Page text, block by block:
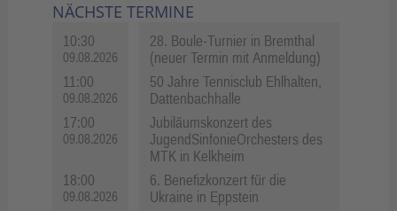
NÄCHSTE TERMINE
10:30
09.08.2026
28. Boule-Turnier in Bremthal
(neuer Termin mit Anmeldung)
11:00
09.08.2026
50 Jahre Tennisclub Ehlhalten,
Dattenbachhalle
17:00
09.08.2026
Jubiläumskonzert des
JugendSinfonieOrchesters des
MTK in Kelkheim
18:00
09.08.2026
6. Benefizkonzert für die
Ukraine in Eppstein